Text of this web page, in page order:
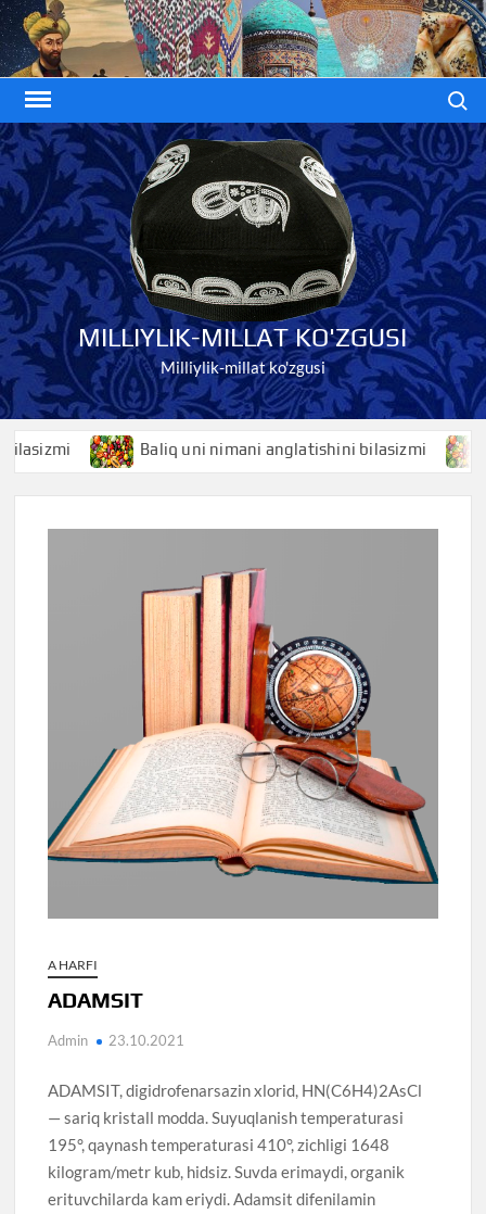
Skip
to
content
MILLIYLIK-MILLAT KO'ZGUSI
Milliylik-millat ko'zgusi
Baliq uni nimani anglatishini bilasizmi
A HARFI
ADAMSIT
Admin 23.10.2021
ADAMSIT, digidrofenarsazin xlorid, HN(C6H4)2AsCl
— sariq kristall modda. Suyuqlanish temperaturasi
195°, qaynash temperaturasi 410°, zichligi 1648
kilogram/metr kub, hidsiz. Suvda erimaydi, organik
erituvchilarda kam eriydi. Adamsit difenilamin